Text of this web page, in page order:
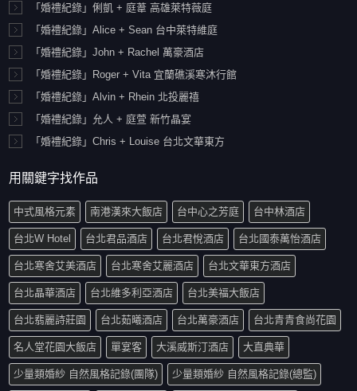
「婚禮紀錄」俐凱 + 庭葦 高雄萊特薇庭
「婚禮紀錄」Alice + Sean 台中萊特維庭
「婚禮紀錄」John + Rachel 萬豪酒店
「婚禮紀錄」Roger + Vita 宜蘭礁溪寒沐行館
「婚禮紀錄」Alvin + Rhein 北投麗禧
「婚禮紀錄」允人 + 庭萱 新竹晶宴
「婚禮紀錄」Chris + Louise 台北文華東方
用關鍵字找作品
中式風格元素 南港漢來大飯店 台中心之芳庭 台中林酒店
台北W Hotel 台北君品酒店 台北君悅酒店 台北國泰萬怡酒店
台北寒舍艾美酒店 台北寒舍艾麗酒店 台北文華東方酒店
台北晶華酒店 台北維多利亞酒店 台北美福大飯店
台北翡麗詩莊園 台北茹曦酒店 台北萬豪酒店 台北青青食尚花園
名人堂花園大飯店 單宴客 大溪威斯汀酒店 大直典華
少量類婚紗 自然風格記錄(團隊) 少量類婚紗 自然風格記錄(總監)